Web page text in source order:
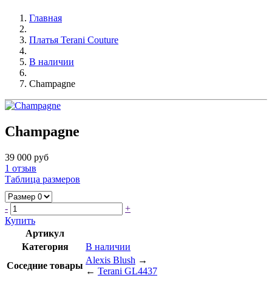
Главная
Платья Terani Couture
В наличии
Champagne
Champagne
39 000 руб
1 отзыв
Таблица размеров
-
+
Купить
Артикул
Категория
В наличии
Соседние товары
Alexis Blush →
← Terani GL4437